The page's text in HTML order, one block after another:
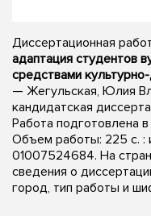
Диссертационная
адаптация студентов
средствами
— Жегульская, Юлия
кандидатская
Работа подготовлена
Объем работы: 225 с. :
01007524684. На
сведения о
город, тип работы и